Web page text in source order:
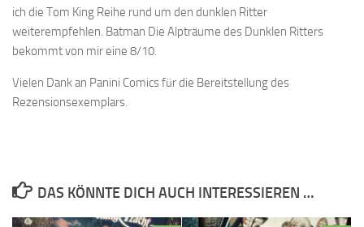
ich die Tom King Reihe rund um den dunklen Ritter
weiterempfehlen. Batman Die Alpträume des Dunklen Ritters
bekommt von mir eine 8/10.
Vielen Dank an Panini Comics für die Bereitstellung des
Rezensionsexemplars.
DAS KÖNNTE DICH AUCH INTERESSIEREN …